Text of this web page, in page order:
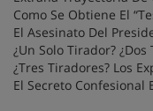
Como Se Obtiene El
El Asesinato Del
¿Un Solo Tirador? ¿Dos
¿Tres Tiradores? Los
El Secreto Confesional